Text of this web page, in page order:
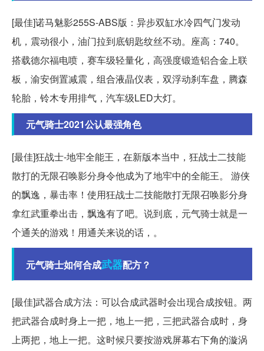
[最佳]诺马魅影255S-ABS版：异步双缸水冷四气门发动
机，震动很小，油门拉到底钥匙纹丝不动。座高：740。
搭载德尔福电喷，赛车级轻量化，高强度锻造铝合金上联
板，渝安倒置减震，组合液晶仪表，双浮动刹车盘，腾森
轮胎，铃木专用排气，汽车级LED大灯。
元气骑士2021公认最强角色
[最佳]狂战士-地牢全能王，在新版本当中，狂战士二技能
散打的无限召唤影分身令他成为了地牢中的全能王。 游侠
的飘逸，暴击率！使用狂战士二技能散打无限召唤影分身
拿红武重拳出击，飘逸有了吧。说到底，元气骑士就是一
个通关的游戏！用通关来说的话，。
元气骑士如何合成武器配方？
[最佳]武器合成方法：可以合成武器时会出现合成按钮。两
把武器合成时身上一把，地上一把，三把武器合成时，身
上两把，地上一把。这时候只要按游戏屏幕右下角的漩涡